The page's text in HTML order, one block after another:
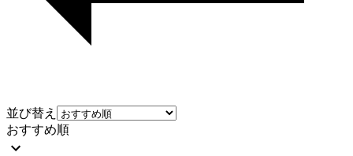
並び替え
おすすめ順